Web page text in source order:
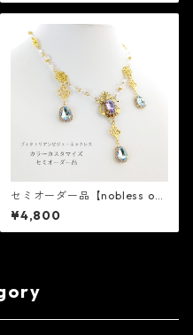
セミオーダー品【nobless obli
ge】ヴィクトリアンビジュー
ゴールドネックレス
¥4,800